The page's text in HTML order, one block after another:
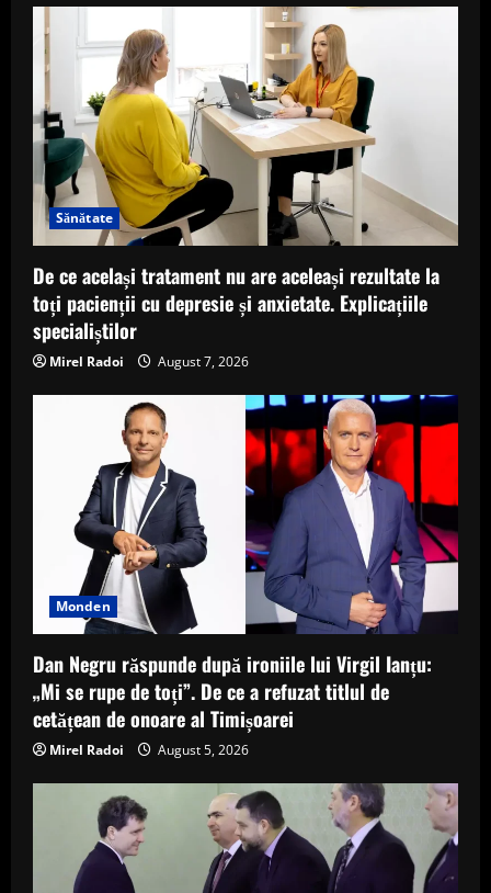
Sănătate
De ce același tratament nu are aceleași rezultate la
toți pacienții cu depresie și anxietate. Explicațiile
specialiștilor
Mirel Radoi August 7, 2026
Monden
Dan Negru răspunde după ironiile lui Virgil Ianțu:
„Mi se rupe de toți”. De ce a refuzat titlul de
cetățean de onoare al Timișoarei
Mirel Radoi August 5, 2026